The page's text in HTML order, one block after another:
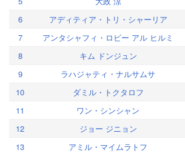
6
アディティア・トリ・シャーリア
7
アンタシャフィ・ロビー アル ヒルミ
8
キム ドンジュン
9
ラハジャティ・ナルサムサ
10
ダミル・トクタロフ
11
ワン・シンシャン
12
ジョー ジニョン
13
アミル・マイムラトフ